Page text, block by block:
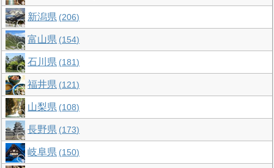
新潟県 206
富山県 154
石川県 181
福井県 121
山梨県 108
長野県 173
岐阜県 150